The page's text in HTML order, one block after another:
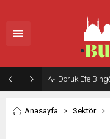
Anasayfa Sektör